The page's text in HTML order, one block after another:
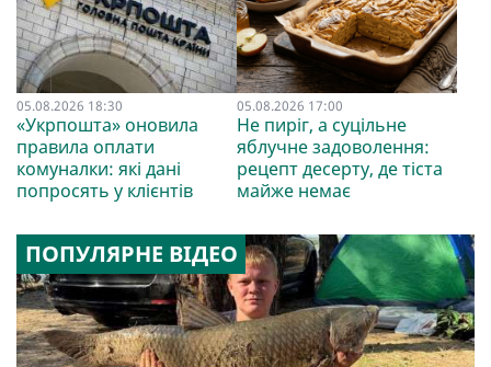
05.08.2026 18:30
«Укрпошта» оновила
правила оплати
комуналки: які дані
попросять у клієнтів
05.08.2026 17:00
Не пиріг, а суцільне
яблучне задоволення:
рецепт десерту, де тіста
майже немає
ПОПУЛЯРНЕ ВІДЕО